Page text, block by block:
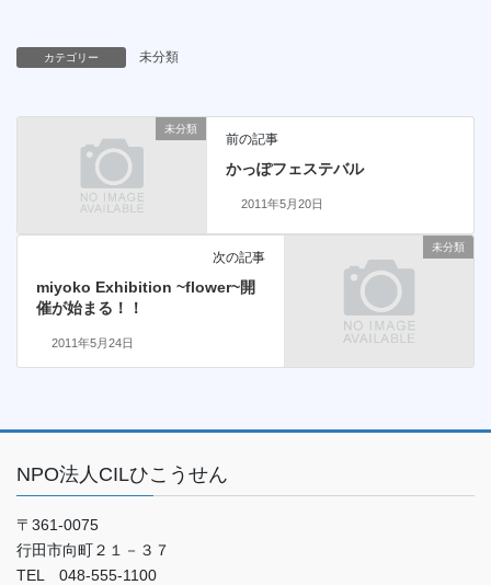
カテゴリー 未分類
未分類
前の記事
かっぽフェステバル
2011年5月20日
未分類
次の記事
miyoko Exhibition ~flower~開
催が始まる！！
2011年5月24日
NPO法人CILひこうせん
〒361-0075
行田市向町２１－３７
TEL 048-555-1100